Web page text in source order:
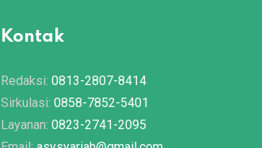
Kontak
Redaksi: 0813-2807-8414
Sirkulasi: 0858-7852-5401
Layanan: 0823-2741-2095